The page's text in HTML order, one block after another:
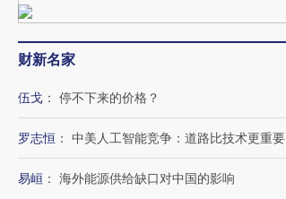
财新名家
伍戈 ： 停不下来的价格？
罗志恒 ： 中美人工智能竞争：道路比技术更重要
易峘 ： 海外能源供给缺口对中国的影响